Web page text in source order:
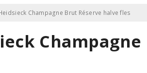
Champagne Brut Réserve halve fles